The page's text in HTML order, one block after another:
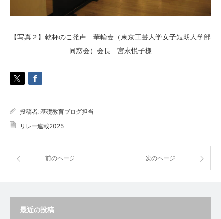
【写真２】乾杯のご発声 華輪会（東京工芸大学女子短期大学部
同窓会）会長 宮永悦子様
投稿者: 基礎教育ブログ担当
リレー連載2025
前のページ 次のページ
最近の投稿